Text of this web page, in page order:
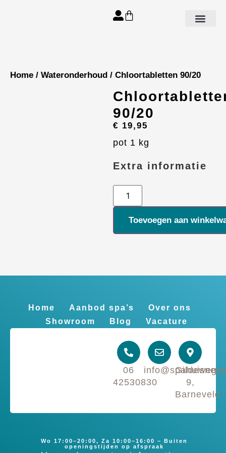
Home / Wateronderhoud / Chloortabletten 90/20
90/20
€ 19,95
pot 1 kg
Extra informatie
Toevoegen aan
Home Aanbod spa’s
Over ons
Showroom
Blog Vacature
06
42530830
Gildeweg
9,
Barneveld
Wo 17:00–20:00, Za 10:00–16:00 – Buiten
openingstijden op afspraak